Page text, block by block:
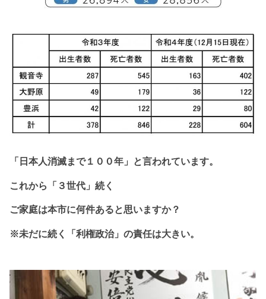
「日本人消滅まで１ ００年」と言われています。
これから 「３世代」続く
ご家庭は本市に何件あると思いますか？
※未だに続く「利権政治」の責任は大きい。